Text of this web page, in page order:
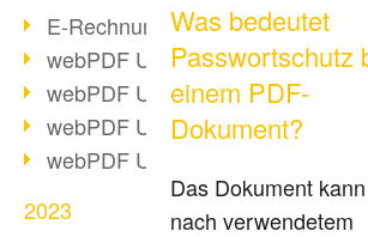
E-Rechnungsstellung ab 2025
webPDF Update 9.0.0.3584
webPDF Update 9.0.0.3479
webPDF Update 9.0.0.3361
webPDF Update 9.0.0.3264
2023
Was bedeutet
Passwortschutz
einem PDF-
Dokument?
Das Dokument
nach verwendetem